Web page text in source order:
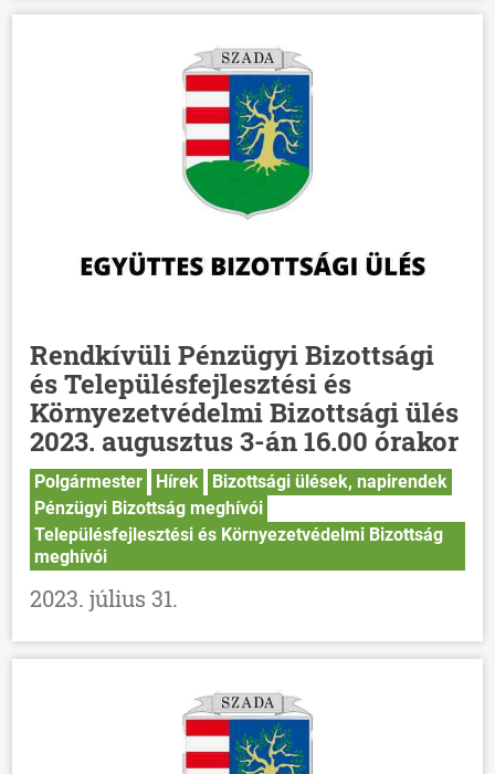
Rendkívüli Pénzügyi Bizottsági
és Településfejlesztési és
Környezetvédelmi Bizottsági ülés
2023. augusztus 3-án 16.00 órakor
Polgármester Hírek
Bizottsági ülések, napirendek
Pénzügyi Bizottság meghívói
Településfejlesztési és Környezetvédelmi Bizottság
meghívói
2023. július 31.